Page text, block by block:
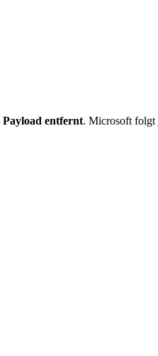
Payload entfernt. Microsoft folgt